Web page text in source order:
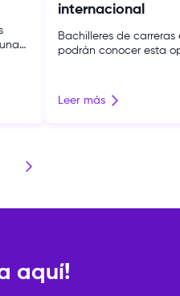
se
internacional
Bachilleres de carreras
podrán conocer esta
descuento exclusivo.
suma una nueva
Leer más
aquí!